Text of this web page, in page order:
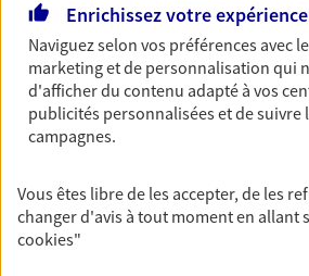
vie
Achat immobilier, installation,
Autant de moments de vie qui
d'assurance et d'épargne. Recevez
cohérent avec vos besoins
Anticiper et
retraite
Enrichissez votre expérience
Naviguez selon vos préférences avec
marketing et de personnalisation qui
d'afficher du contenu adapté à vos
publicités personnalisées et de suivre
campagnes.
Vous êtes libre de les accepter, de les
changer d'avis à tout moment en allant
cookies"